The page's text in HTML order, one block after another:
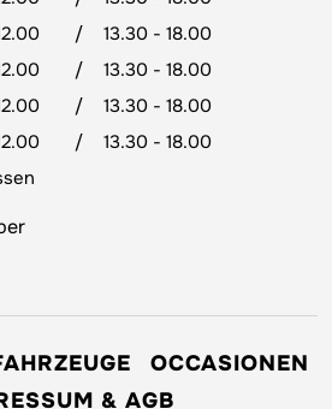
/
13.30 - 18.00
/
13.30 - 18.00
/
13.30 - 18.00
/
13.30 - 18.00
OCCASIONEN
& AGB